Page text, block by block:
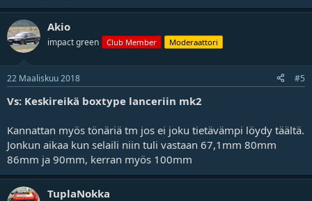
Akio
impact green Club Member Moderaattori
22 Maaliskuu 2018 #5
Vs: Keskireikä boxtype lanceriin mk2
Kannattan myös tönäriä tm jos ei joku tietävämpi löydy täältä.
Jonkun aikaa kun selaili niin tuli vastaan 67,1mm 80mm
86mm ja 90mm, kerran myös 100mm
TuplaNokka